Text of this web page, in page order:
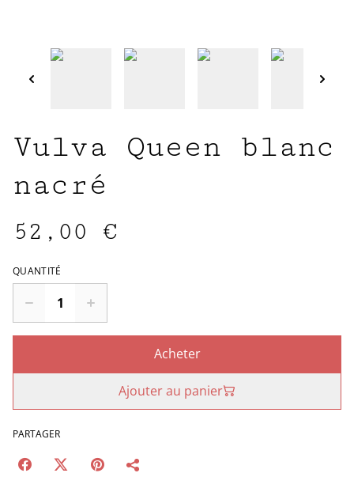
Vulva Queen blanc
nacré
52,00 €
QUANTITÉ
Acheter
Ajouter au panier
PARTAGER